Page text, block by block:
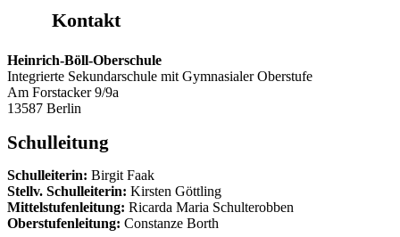
Kontakt
Heinrich-Böll-Oberschule
Integrierte Sekundarschule mit Gymnasialer Oberstufe
Am Forstacker 9/9a
13587 Berlin
Schulleitung
Schulleiterin: Birgit Faak
Stellv. Schulleiterin: Kirsten Göttling
Mittelstufenleitung: Ricarda Maria Schulterobben
Oberstufenleitung: Constanze Borth